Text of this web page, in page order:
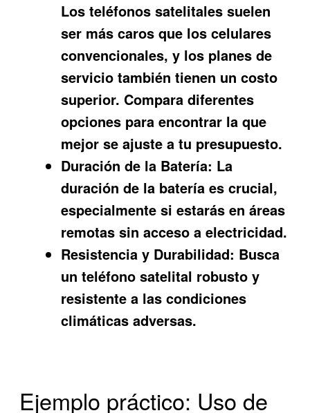
Los teléfonos satelitales suelen
ser más caros que los celulares
convencionales, y los planes de
servicio también tienen un costo
superior. Compara diferentes
opciones para encontrar la que
mejor se ajuste a tu presupuesto.
Duración de la Batería: La
duración de la batería es crucial,
especialmente si estarás en áreas
remotas sin acceso a electricidad.
Resistencia y Durabilidad: Busca
un teléfono satelital robusto y
resistente a las condiciones
climáticas adversas.
Ejemplo práctico: Uso de